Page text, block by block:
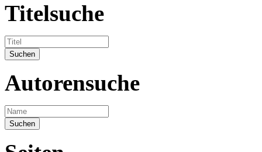
Titelsuche
Autorensuche